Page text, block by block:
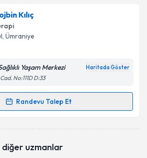
Kılıç
, Ümraniye
Yaşam Merkezi Haritada Göster
No:111D D:33
Randevu Talep Et
Talebi
randevu almanız için bir takvim
diğer uzmanlar